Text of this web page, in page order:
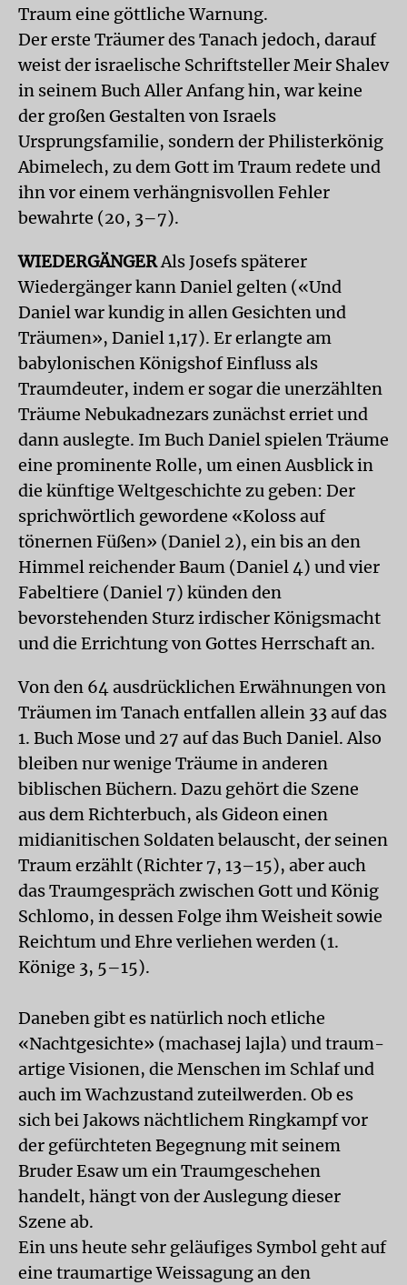
Traum eine göttliche Warnung.
Der erste Träumer des Tanach jedoch, darauf
weist der israelische Schriftsteller Meir Shalev
in seinem Buch Aller Anfang hin, war keine
der großen Gestalten von Israels
Ursprungsfamilie, sondern der Philisterkönig
Abimelech, zu dem Gott im Traum redete und
ihn vor einem verhängnisvollen Fehler
bewahrte (20, 3–7).
WIEDERGÄNGERAls Josefs späterer
Wiedergänger kann Daniel gelten («Und
Daniel war kundig in allen Gesichten und
Träumen», Daniel 1,17). Er erlangte am
babylonischen Königshof Einfluss als
Traumdeuter, indem er sogar die unerzählten
Träume Nebukadnezars zunächst erriet und
dann auslegte. Im Buch Daniel spielen Träume
eine prominente Rolle, um einen Ausblick in
die künftige Weltgeschichte zu geben: Der
sprichwörtlich gewordene «Koloss auf
tönernen Füßen» (Daniel 2), ein bis an den
Himmel reichender Baum (Daniel 4) und vier
Fabeltiere (Daniel 7) künden den
bevorstehenden Sturz irdischer Königsmacht
und die Errichtung von Gottes Herrschaft an.
Von den 64 ausdrücklichen Erwähnungen von
Träumen im Tanach entfallen allein 33 auf das
1. Buch Mose und 27 auf das Buch Daniel. Also
bleiben nur wenige Träume in anderen
biblischen Büchern. Dazu gehört die Szene
aus dem Richterbuch, als Gideon einen
midianitischen Soldaten belauscht, der seinen
Traum erzählt (Richter 7, 13–15), aber auch
das Traumgespräch zwischen Gott und König
Schlomo, in dessen Folge ihm Weisheit sowie
Reichtum und Ehre verliehen werden (1.
Könige 3, 5–15).
Daneben gibt es natürlich noch etliche
«Nachtgesichte» (machasej lajla) und traum­
artige Visionen, die Menschen im Schlaf und
auch im Wachzustand zuteilwerden. Ob es
sich bei Jakows nächtlichem Ringkampf vor
der gefürchteten Begegnung mit seinem
Bruder Esaw um ein Traumgeschehen
handelt, hängt von der Auslegung dieser
Szene ab.
Ein uns heute sehr geläufiges Symbol geht auf
eine traumartige Weissagung an den